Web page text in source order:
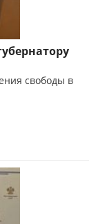
свободы в